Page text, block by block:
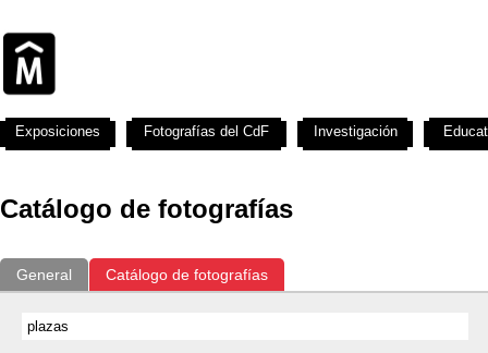
Catálogo de fotografías
General Catálogo de fotografías
Exposiciones Fotografías del CdF Investigación